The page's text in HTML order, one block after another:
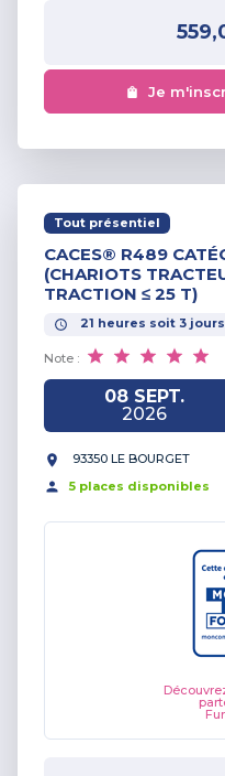
Je
Tout présentiel
CACES® R489
(CHARIOTS
TRACTION ≤ 25 T)
21 heures soit 3 jours
Note :
08 SEPT.
2026
93350 LE BOURGET
5 places disponibles